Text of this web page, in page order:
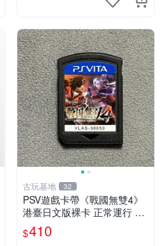
古玩基地 32
PSV遊戲卡帶《戰國無雙4》
港臺日文版裸卡 正常運行 臺
灣索尼專用 游戲機械玩不了
戰國無雙 4 PSV 港版 卡帶 無
$410